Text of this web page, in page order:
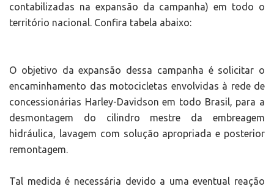
contabilizadas na expansão da campanha) em todo o
território nacional. Confira tabela abaixo:
O objetivo da expansão dessa campanha é solicitar o
encaminhamento das motocicletas envolvidas à rede de
concessionárias Harley-Davidson em todo Brasil, para a
desmontagem do cilindro mestre da embreagem
hidráulica, lavagem com solução apropriada e posterior
remontagem.
Tal medida é necessária devido a uma eventual reação